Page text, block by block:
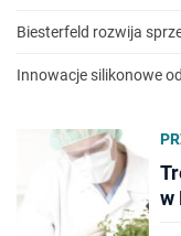
Biesterfeld rozwija
Innowacje silikonowe
w